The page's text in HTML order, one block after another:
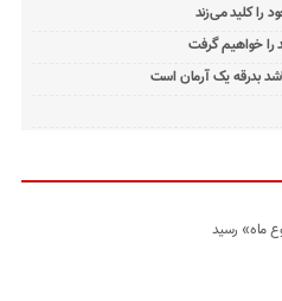
را کلید می‌زند
خواهیم گرفت
بدرقه یک آرمان است